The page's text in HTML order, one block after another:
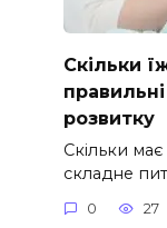
Скільки
розвитку
Скільки
складне
0 27